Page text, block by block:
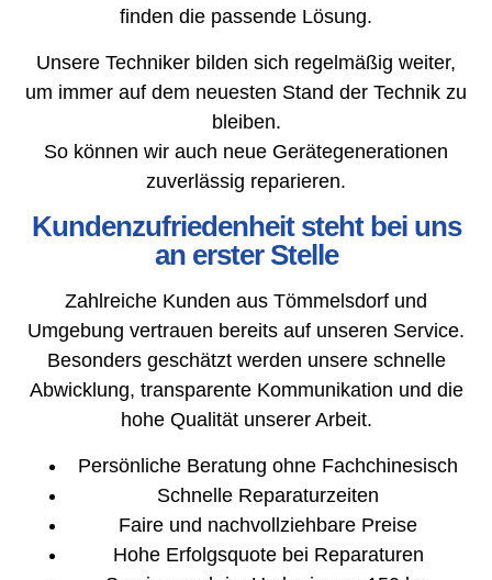
finden die passende Lösung.
Unsere Techniker bilden sich regelmäßig weiter,
um immer auf dem neuesten Stand der Technik zu
bleiben.
So können wir auch neue Gerätegenerationen
zuverlässig reparieren.
Kundenzufriedenheit steht bei uns
an erster Stelle
Zahlreiche Kunden aus Tömmelsdorf und
Umgebung vertrauen bereits auf unseren Service.
Besonders geschätzt werden unsere schnelle
Abwicklung, transparente Kommunikation und die
hohe Qualität unserer Arbeit.
Persönliche Beratung ohne Fachchinesisch
Schnelle Reparaturzeiten
Faire und nachvollziehbare Preise
Hohe Erfolgsquote bei Reparaturen